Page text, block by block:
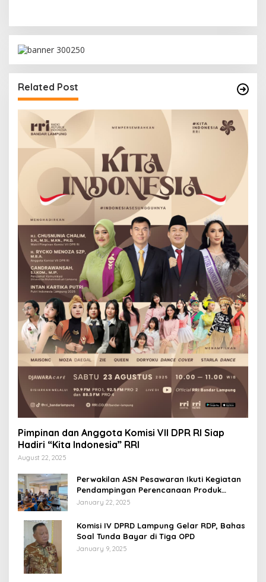
Related Post
Pimpinan dan Anggota Komisi VII DPR RI Siap
Hadiri “Kita Indonesia” RRI
August 22, 2025
Perwakilan ASN Pesawaran Ikuti Kegiatan
Pendampingan Perencanaan Produk
Hukum
January 22, 2025
Komisi IV DPRD Lampung Gelar RDP, Bahas
Soal Tunda Bayar di Tiga OPD
January 9, 2025